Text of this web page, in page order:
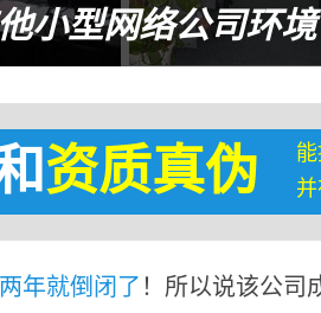
小型网络公司环境
资质真伪
年就倒闭了 ！所以说该公司